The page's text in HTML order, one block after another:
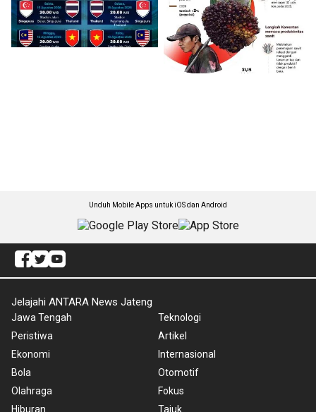
Unduh Mobile Apps untuk iOS dan Android
Jelajahi ANTARA News Jateng
Jawa Tengah
Peristiwa
Ekonomi
Bola
Olahraga
Hiburan
Teknologi
Artikel
Internasional
Otomotif
Fokus
Tajuk